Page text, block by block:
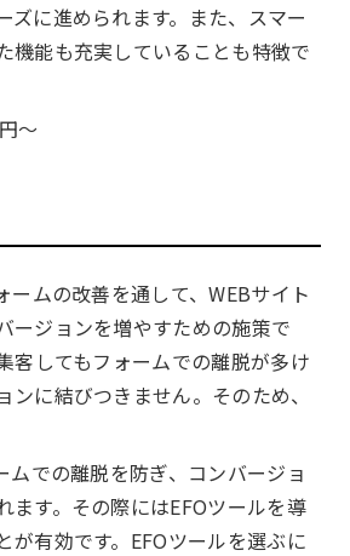
ズに進められます。また、スマー
機能も充実していることも特徴で
〜
ームの改善を通して、WEBサイト
ージョンを増やすための施策で
客してもフォームでの離脱が多け
ンに結びつきません。そのため、
ムでの離脱を防ぎ、コンバージョ
ます。その際にはEFOツールを導
が有効です。EFOツールを選ぶに